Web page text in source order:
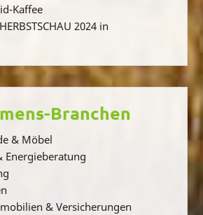
Kaffee
2024 in
Branchen
& Möbel
Energieberatung
& Versicherungen